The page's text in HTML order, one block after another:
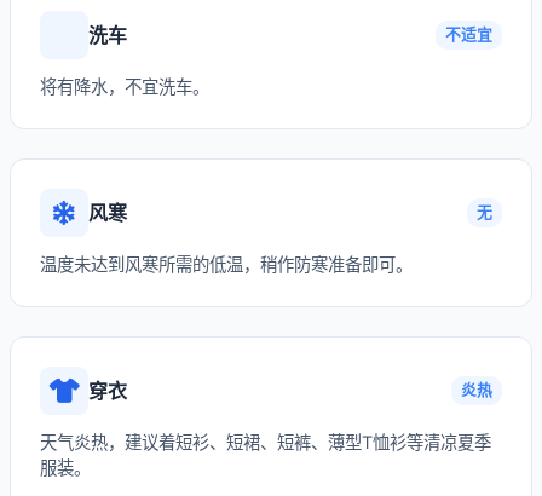
洗车 不适宜
将有降水，不宜洗车。
风寒 无
温度未达到风寒所需的低温，稍作防寒准备即可。
穿衣 炎热
天气炎热，建议着短衫、短裙、短裤、薄型T恤衫等清凉夏季
服装。